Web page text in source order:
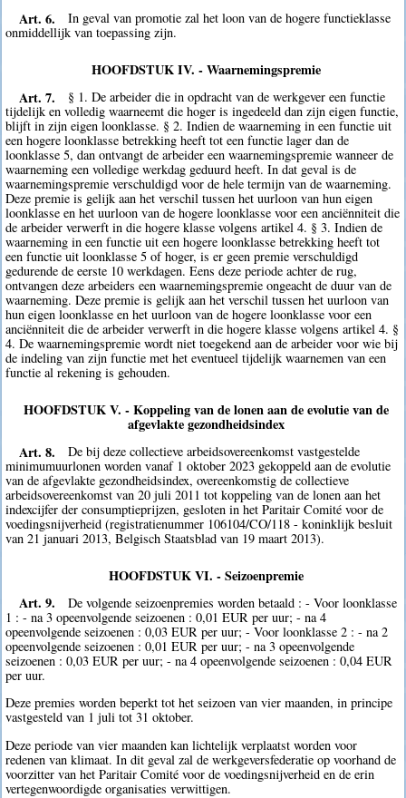
Art. 6.
In geval van promotie zal het loon van de hogere functieklasse
onmiddellijk van toepassing zijn.
HOOFDSTUK IV. - Waarnemingspremie
Art. 7.
§ 1. De arbeider die in opdracht van de werkgever een functie
tijdelijk en volledig waarneemt die hoger is ingedeeld dan zijn eigen functie,
blijft in zijn eigen loonklasse. § 2. Indien de waarneming in een functie uit
een hogere loonklasse betrekking heeft tot een functie lager dan de
loonklasse 5, dan ontvangt de arbeider een waarnemingspremie wanneer de
waarneming een volledige werkdag geduurd heeft. In dat geval is de
waarnemingspremie verschuldigd voor de hele termijn van de waarneming.
Deze premie is gelijk aan het verschil tussen het uurloon van hun eigen
loonklasse en het uurloon van de hogere loonklasse voor een anciënniteit die
de arbeider verwerft in die hogere klasse volgens artikel 4. § 3. Indien de
waarneming in een functie uit een hogere loonklasse betrekking heeft tot
een functie uit loonklasse 5 of hoger, is er geen premie verschuldigd
gedurende de eerste 10 werkdagen. Eens deze periode achter de rug,
ontvangen deze arbeiders een waarnemingspremie ongeacht de duur van de
waarneming. Deze premie is gelijk aan het verschil tussen het uurloon van
hun eigen loonklasse en het uurloon van de hogere loonklasse voor een
anciënniteit die de arbeider verwerft in die hogere klasse volgens artikel 4. §
4. De waarnemingspremie wordt niet toegekend aan de arbeider voor wie bij
de indeling van zijn functie met het eventueel tijdelijk waarnemen van een
functie al rekening is gehouden.
HOOFDSTUK V. - Koppeling van de lonen aan de evolutie van de
afgevlakte gezondheidsindex
Art. 8.
De bij deze collectieve arbeidsovereenkomst vastgestelde
minimumuurlonen worden vanaf 1 oktober 2023 gekoppeld aan de evolutie
van de afgevlakte gezondheidsindex, overeenkomstig de collectieve
arbeidsovereenkomst van 20 juli 2011 tot koppeling van de lonen aan het
indexcijfer der consumptieprijzen, gesloten in het Paritair Comité voor de
voedingsnijverheid (registratienummer 106104/CO/118 - koninklijk besluit
van 21 januari 2013, Belgisch Staatsblad van 19 maart 2013).
HOOFDSTUK VI. - Seizoenpremie
Art. 9.
De volgende seizoenpremies worden betaald : - Voor loonklasse
1 : - na 3 opeenvolgende seizoenen : 0,01 EUR per uur; - na 4
opeenvolgende seizoenen : 0,03 EUR per uur; - Voor loonklasse 2 : - na 2
opeenvolgende seizoenen : 0,01 EUR per uur; - na 3 opeenvolgende
seizoenen : 0,03 EUR per uur; - na 4 opeenvolgende seizoenen : 0,04 EUR
per uur.
Deze premies worden beperkt tot het seizoen van vier maanden, in principe
vastgesteld van 1 juli tot 31 oktober.
Deze periode van vier maanden kan lichtelijk verplaatst worden voor
redenen van klimaat. In dit geval zal de werkgeversfederatie op voorhand de
voorzitter van het Paritair Comité voor de voedingsnijverheid en de erin
vertegenwoordigde organisaties verwittigen.